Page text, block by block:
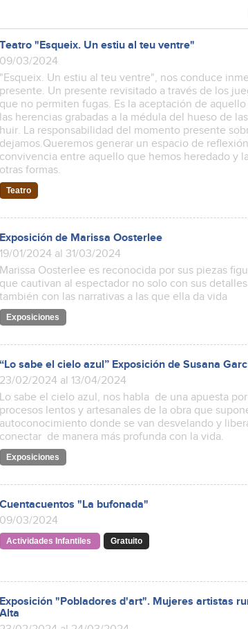
Teatro "Esqueix. Un estiu al teu ventre"
09/03/2024
"Esqueix. Un estiu al teu ventre", nos conduce
presente. Un presente revisitado a través de los
que no permiten fugas. Es la aceptación de
las herencias grabadas a la médula del hueso de
huir. La responsabilidad del momento presente
dejamos.Queremos generar un espacio de
convivencia entre aquello que hemos heredado y
otras formas.
Teatro
Exposición de Marissa Oosterlee
19/01/2024 al 31/03/2024
Marissa Oosterlee es reconocida por sus piezas
que cautivan al espectador no solo con sus
también con las narrativas a las que ella da vida
Exposiciones
“Lo sabe el cielo azul” Exposición de Susana
23/02/2024 al 13/04/2024
Lo sabe el cielo azul, nos habla de una apuesta
procesos lentos y artesanales de la obra que
autoconocimiento donde se van desvelando y
conectar de manera más profunda con la vida.
Exposiciones
Cuentacuentos "La bufonada"
09/03/2024
Actividades Infantiles Gratuito
Exposición "Pobladores d'art". Mujeres artistas
Alta